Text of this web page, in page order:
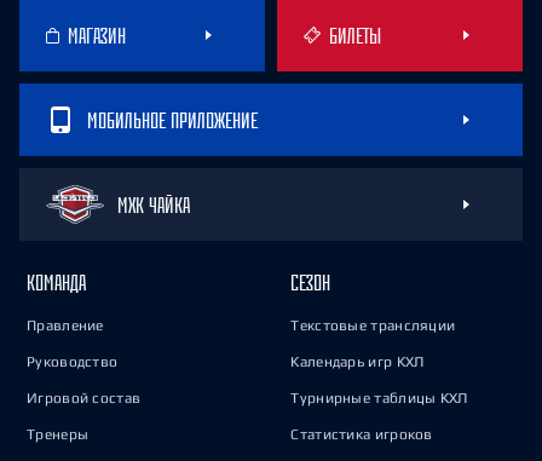
МАГАЗИН БИЛЕТЫ
МОБИЛЬНОЕ ПРИЛОЖЕНИЕ
МХК ЧАЙКА
КОМАНДА
Правление
Руководство
Игровой состав
Тренеры
СЕЗОН
Текстовые трансляции
Календарь игр КХЛ
Турнирные таблицы КХЛ
Статистика игроков